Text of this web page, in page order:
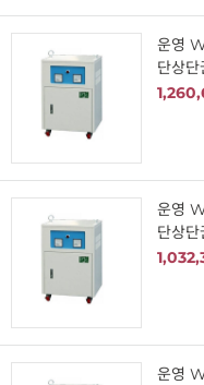
운영
단상
운영
단상
운영